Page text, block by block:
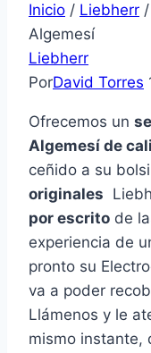
Inicio / Liebherr /
Algemesí
Liebherr
PorDavid Torres
Ofrecemos un
Algemesí de
ceñido a su
originales
por escrito de
experiencia de
pronto su
va a poder
Llámenos y le
mismo instante,